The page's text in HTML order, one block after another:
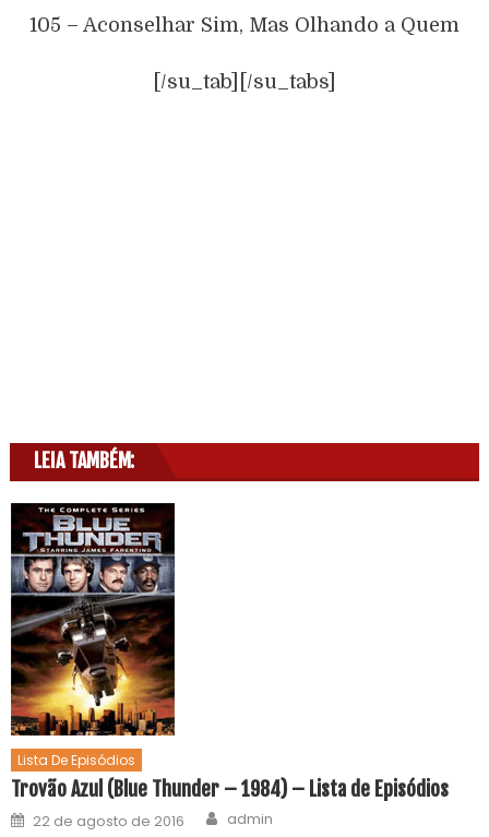
105 – Aconselhar Sim, Mas Olhando a Quem
[/su_tab][/su_tabs]
LEIA TAMBÉM:
Lista De Episódios
Trovão Azul (Blue Thunder – 1984) – Lista de Episódios
22 de agosto de 2016 admin